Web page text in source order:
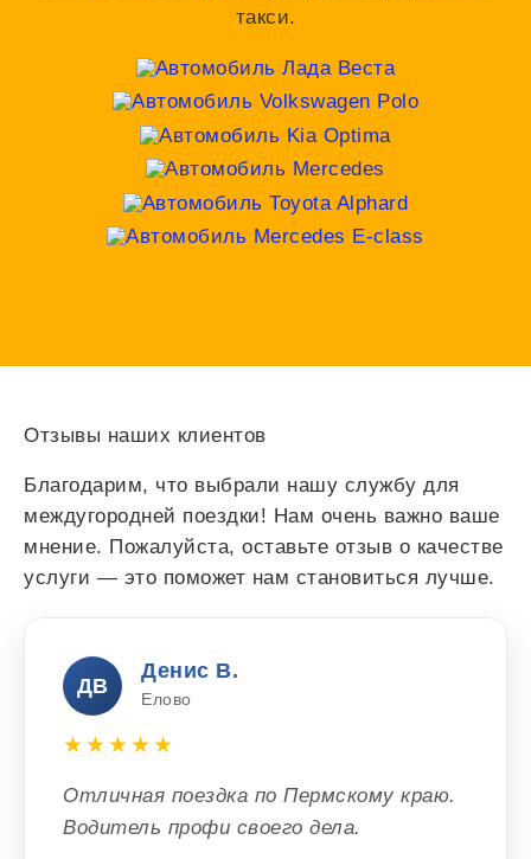
такси.
Отзывы наших клиентов
Благодарим, что выбрали нашу службу для
междугородней поездки! Нам очень важно ваше
мнение. Пожалуйста, оставьте отзыв о качестве
услуги — это поможет нам становиться лучше.
ДВ
Денис В.
Елово
★★★★★
Отличная поездка по Пермскому краю.
Водитель профи своего дела.